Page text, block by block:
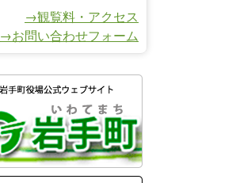
→観覧料・アクセス
→お問い合わせフォーム